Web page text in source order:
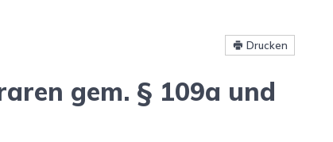
Drucken
gem. § 109a und